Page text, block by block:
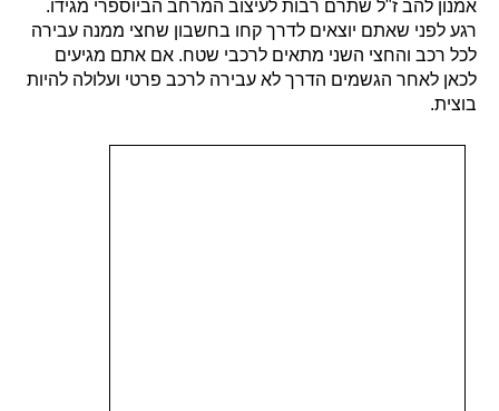
אמנון להב ז"ל שתרם רבות לעיצוב המרחב הביוספרי מגידו.
רגע לפני שאתם יוצאים לדרך קחו בחשבון שחצי ממנה עבירה
לכל רכב והחצי השני מתאים לרכבי שטח. אם אתם מגיעים
לכאן לאחר הגשמים הדרך לא עבירה לרכב פרטי ועלולה להיות
בוצית.